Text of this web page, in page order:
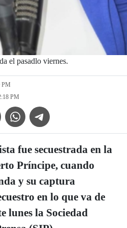
el pasadlo viernes.
PM
PM
Icon
WhatsApp IconTelegram Icon
fue secuestrada en la
Príncipe, cuando
y su captura
en lo que va de
lunes la Sociedad